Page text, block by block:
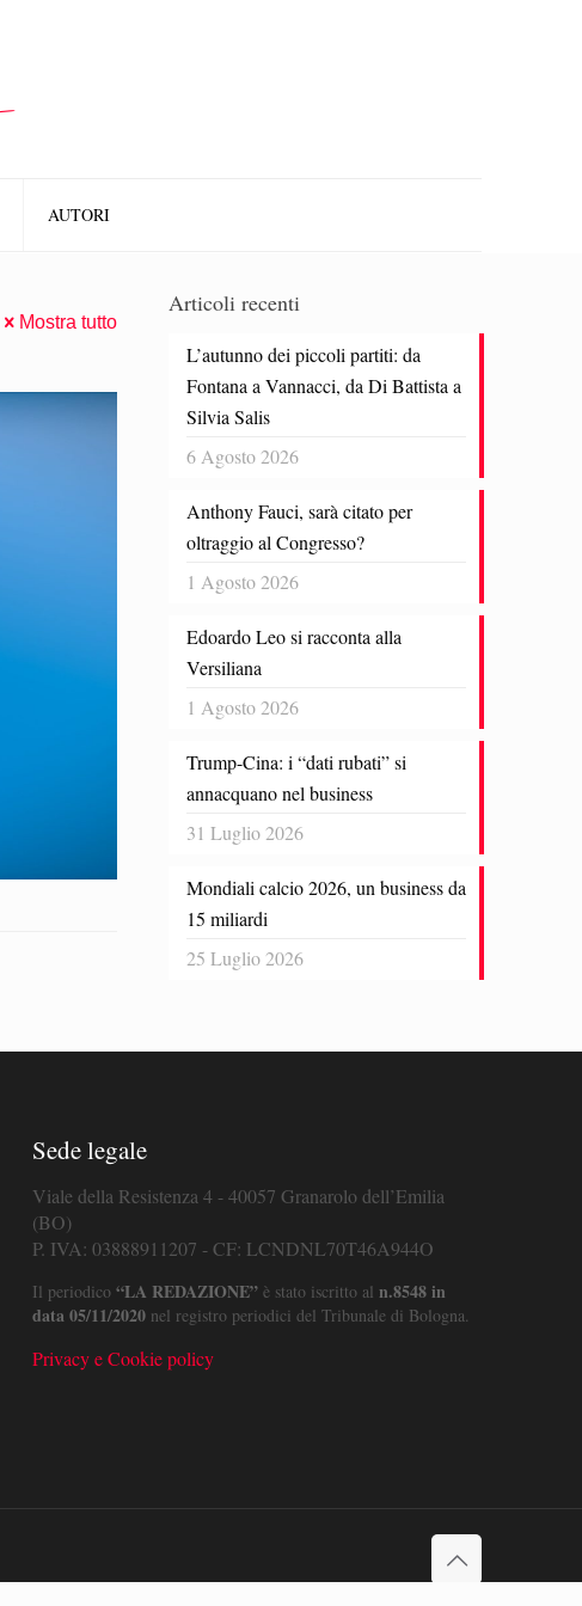
AUTORI
Mostra tutto
Articoli recenti
L’autunno dei piccoli partiti: da
Fontana a Vannacci, da Di Battista a
Silvia Salis
6 Agosto 2026
Anthony Fauci, sarà citato per
oltraggio al Congresso?
1 Agosto 2026
Edoardo Leo si racconta alla
Versiliana
1 Agosto 2026
Trump-Cina: i “dati rubati” si
annacquano nel business
31 Luglio 2026
Mondiali calcio 2026, un business da
15 miliardi
25 Luglio 2026
Sede legale
Viale della Resistenza 4 - 40057 Granarolo dell’Emilia
(BO)
P. IVA: 03888911207 - CF: LCNDNL70T46A944O
Il periodico “LA REDAZIONE”è stato iscritto al n.8548 in
data 05/11/2020nel registro periodici del Tribunale di Bologna.
Privacy e Cookie policy